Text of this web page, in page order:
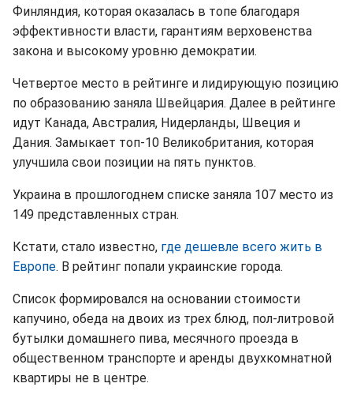
Финляндия, которая оказалась в топе благодаря
эффективности власти, гарантиям верховенства
закона и высокому уровню демократии.
Четвертое место в рейтинге и лидирующую позицию
по образованию заняла Швейцария. Далее в рейтинге
идут Канада, Австралия, Нидерланды, Швеция и
Дания. Замыкает топ-10 Великобритания, которая
улучшила свои позиции на пять пунктов.
Украина в прошлогоднем списке заняла 107 место из
149 представленных стран.
Кстати, стало известно, где дешевле всего жить в
Европе. В рейтинг попали украинские города.
Список формировался на основании стоимости
капучино, обеда на двоих из трех блюд, пол-литровой
бутылки домашнего пива, месячного проезда в
общественном транспорте и аренды двухкомнатной
квартиры не в центре.